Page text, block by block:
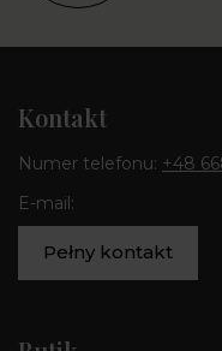
Kontakt
Numer telefonu: +48
E-mail:
Pełny kontakt